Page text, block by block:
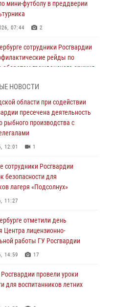
мини-футболу в преддверии
07:44 2
сотрудники Росгвардии
рейды по
оборотом гражданского оружия
районе наряд Росгвардии
угрожавшего 17-
травматическим оружием
13:39
хулигана,
из пускового устройства рядом
11:36
военнослужащие Росгвардии
при проведении
- "Балтика"
07:30 10
районе наряд Росгвардии
преступный
НОВОСТИ
области при содействии
пресечена деятельность
рыбного производства с
12:01 1
сотрудники Росгвардии
безопасности для
лагеря «Подсолнух»
11:27
отметили день
Центра лицензионно-
работы ГУ Росгвардии
14:59 17
провели уроки
для воспитанников летних